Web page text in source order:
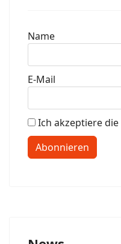
Name
E-Mail
Ich akzeptiere die
Abonnieren